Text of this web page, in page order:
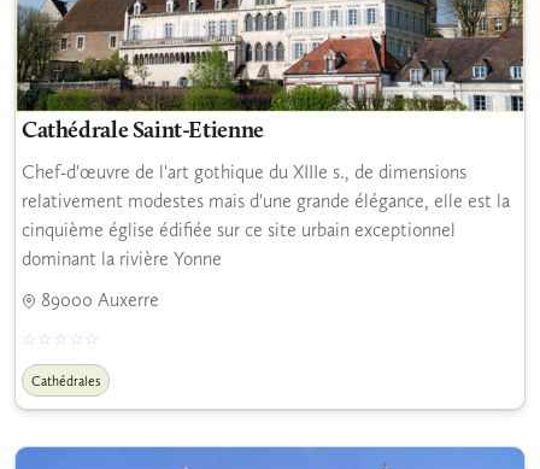
Cathédrale Saint-Etienne
Chef-d'œuvre de l'art gothique du XIIIe s., de dimensions
relativement modestes mais d'une grande élégance, elle est la
cinquième église édifiée sur ce site urbain exceptionnel
dominant la rivière Yonne
89000 Auxerre
Cathédrales